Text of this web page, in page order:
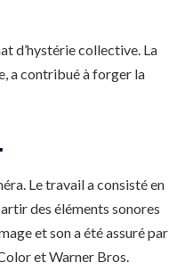
d’hystérie collective. La
a contribué à forger la
Le travail a consisté en
des éléments sonores
et son a été assuré par
et Warner Bros.